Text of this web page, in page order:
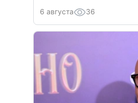
6 августа 36